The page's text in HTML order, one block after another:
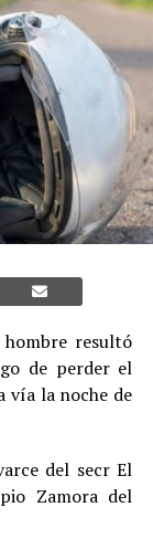
resultó
de perder el
vía la noche de
del secr El
Zamora del